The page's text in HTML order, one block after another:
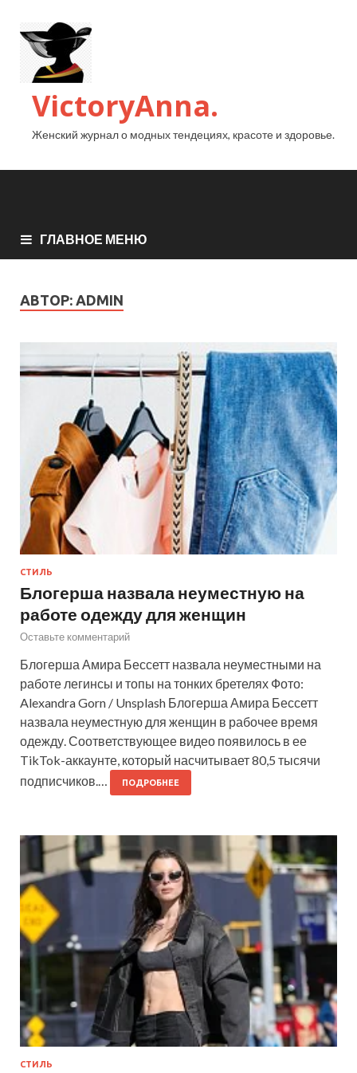
VictoryAnna.
Женский журнал о модных тендециях, красоте и здоровье.
ГЛАВНОЕ МЕНЮ
АВТОР: ADMIN
СТИЛЬ
Блогерша назвала неуместную на
работе одежду для женщин
Оставьте комментарий
Блогерша Амира Бессетт назвала неуместными на
работе легинсы и топы на тонких бретелях Фото:
Alexandra Gorn / Unsplash Блогерша Амира Бессетт
назвала неуместную для женщин в рабочее время
одежду. Соответствующее видео появилось в ее
TikTok-аккаунте, который насчитывает 80,5 тысячи
подписчиков.…
ПОДРОБНЕЕ
СТИЛЬ